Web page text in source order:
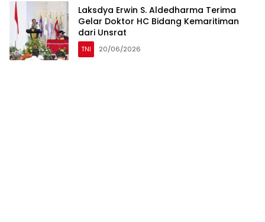
Laksdya Erwin S. Aldedharma Terima
Gelar Doktor HC Bidang Kemaritiman
dari Unsrat
TNI 20/06/2026